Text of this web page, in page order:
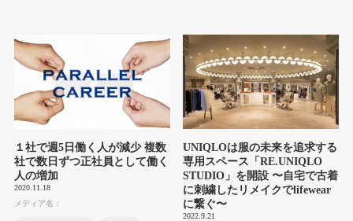
１社で週5日働く人が減少 複数
社で数日ずつ正社員として働く
人の増加
2020.11.18
メディア名：
UNIQLOは服の未来を追求する
専用スペース「RE.UNIQLO
STUDIO」を開設 〜自宅で古着
に刺繍したリメイクでlifewear
に繋ぐ〜
2022.9.21